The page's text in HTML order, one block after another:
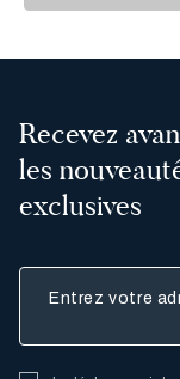
Recevez
les
exclusives